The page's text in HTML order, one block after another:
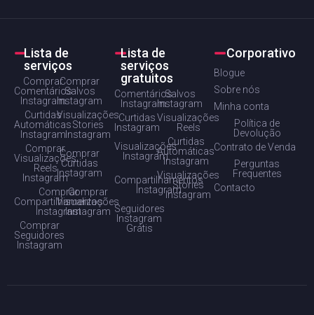
Lista de
serviços
Comprar
Comentários
Instagram
Comprar
Salvos
Instagram
Curtidas
Automáticas
Instagram
Visualizações
Stories
Instagram
Comprar
Visualizações
Reels
Instagram
Comprar
Curtidas
Instagram
Comprar
Compartilhamentos
Instagram
Comprar
Visualizações
Instagram
Comprar
Seguidores
Instagram
Lista de
serviços
gratuitos
Comentários
Instagram
Salvos
Instagram
Curtidas
Instagram
Visualizações
Reels
Visualizações
Instagram
Curtidas
Automáticas
Instagram
Compartilhamentos
Instagram
Visualizações
Stories
Instagram
Seguidores
Instagram
Grátis
Corporativo
Blogue
Sobre nós
Minha conta
Política de
Devolução
Contrato de Venda
Perguntas
Frequentes
Contacto